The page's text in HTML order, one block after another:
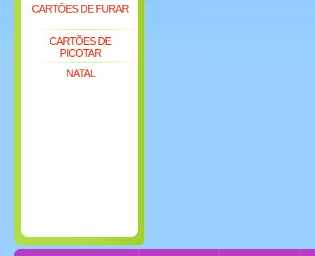
CARTÕES DE FURAR
CARTÕES DE
PICOTAR
NATAL